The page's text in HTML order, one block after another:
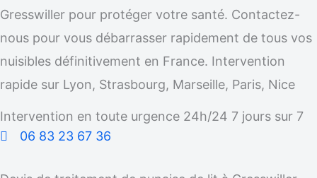
Gresswiller pour protéger votre santé. Contactez-
nous pour vous débarrasser rapidement de tous vos
nuisibles définitivement en France. Intervention
rapide sur Lyon, Strasbourg, Marseille, Paris, Nice
Intervention en toute urgence 24h/24 7 jours sur 7
06 83 23 67 36